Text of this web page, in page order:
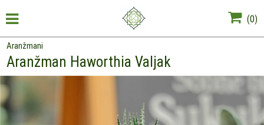
(0)
Aranžmani
Aranžman Haworthia Valjak